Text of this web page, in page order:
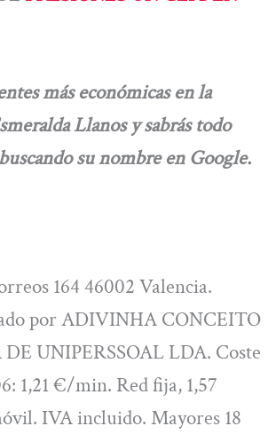
más económicas en la
Llanos y sabrás todo
su nombre en Google.
164 46002 Valencia.
por ADIVINHA CONCEITO
UNIPERSSOAL LDA. Coste
1,21 €/min. Red fija, 1,57
IVA incluido. Mayores 18